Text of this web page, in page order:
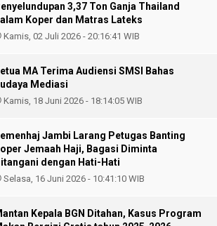
3,37 Ton Ganja Thailand
Koper dan Matras Lateks
Kamis, 02 Juli 2026 - 20:16:41 WIB
MA Terima Audiensi SMSI Bahas
Mediasi
Kamis, 18 Juni 2026 - 18:14:05 WIB
Jambi Larang Petugas Banting
Jemaah Haji, Bagasi Diminta
dengan Hati-Hati
Selasa, 16 Juni 2026 - 10:41:10 WIB
Kepala BGN Ditahan, Kasus Program